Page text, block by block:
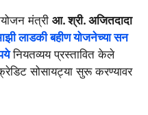
मंत्री आ. श्री. अजितदादा
लाडकी बहीण योजनेच्या सन
नियतव्यय प्रस्तावित केले
सोसायट्या सुरू करण्यावर